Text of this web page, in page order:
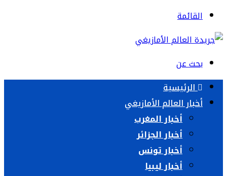
القائمة
بحث عن
الرئيسية
أخبار العالم الأمازيغي
أخبار المغرب
أخبار الجزائر
أخبار تونس
أخبار ليبيا